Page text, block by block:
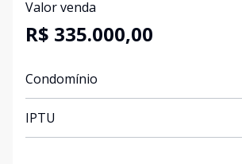
Valor venda
R$ 335.000,00
Condomínio
IPTU